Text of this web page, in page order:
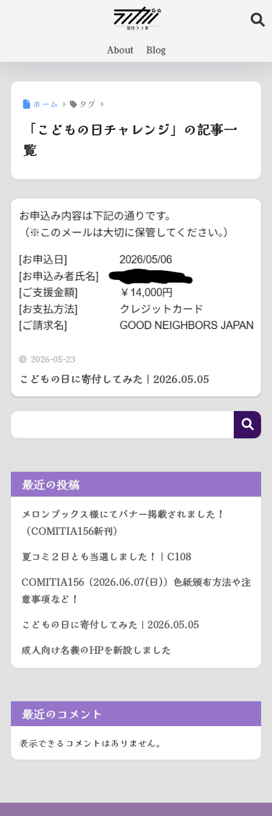
About Blog
ホーム タグ
「こどもの日チャレンジ」の記事一
覧
2026-05-23
こどもの日に寄付してみた｜2026.05.05
最近の投稿
メロンブックス様にてバナー掲載されました！
（COMITIA156新刊）
夏コミ２日とも当選しました！｜C108
COMITIA156（2026.06.07(日)）色紙頒布方法や注
意事項など！
こどもの日に寄付してみた｜2026.05.05
成人向け名義のHPを新設しました
最近のコメント
表示できるコメントはありません。